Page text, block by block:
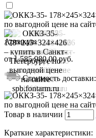
Артикул:
от1 585 980,00руб.
Стоимость доставки:
Товар в наличии
Краткие характеристики: